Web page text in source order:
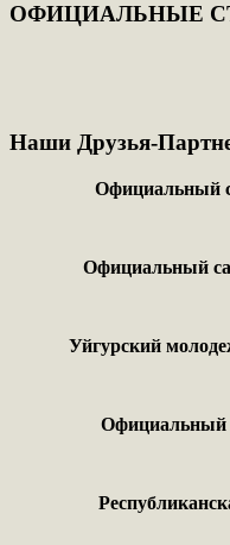
ОФИЦИАЛЬНЫЕ
Наши Друзья-
Официальный
Официальный
Уйгурский
Официальный